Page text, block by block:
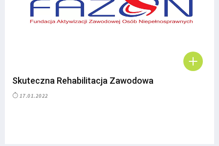
Skuteczna Rehabilitacja Zawodowa
17.01.2022